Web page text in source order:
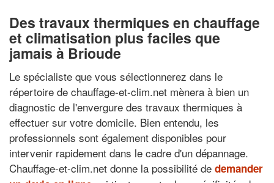
Des travaux thermiques en chauffage
et climatisation plus faciles que
jamais à Brioude
Le spécialiste que vous sélectionnerez dans le
répertoire de chauffage-et-clim.net mènera à bien un
diagnostic de l'envergure des travaux thermiques à
effectuer sur votre domicile. Bien entendu, les
professionnels sont également disponibles pour
intervenir rapidement dans le cadre d'un dépannage.
Chauffage-et-clim.net donne la possibilité de demander